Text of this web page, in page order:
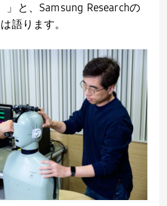
と、 Samsung Researchの
語ります。